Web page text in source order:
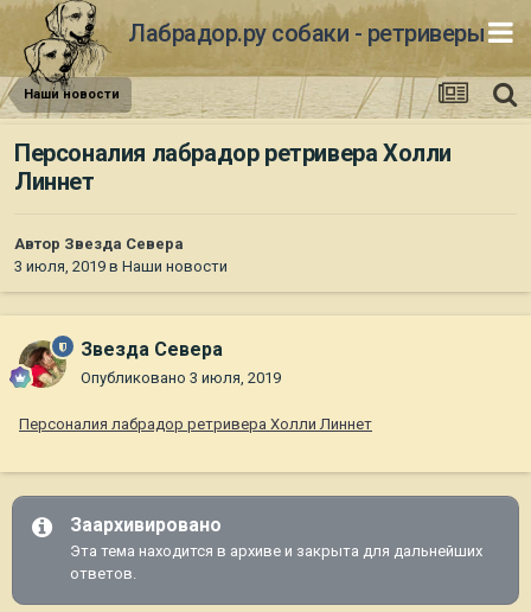
Лабрадор.ру собаки - ретриверы
Наши новости
Персоналия лабрадор ретривера Холли
Линнет
Автор Звезда Севера
3 июля, 2019 в Наши новости
Звезда Севера
Опубликовано 3 июля, 2019
Персоналия лабрадор ретривера Холли Линнет
Заархивировано
Эта тема находится в архиве и закрыта для дальнейших
ответов.